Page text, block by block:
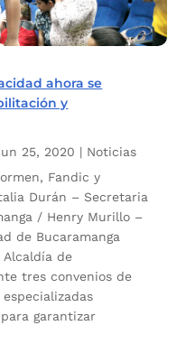
ahora se
y
25, 2020 | Noticias
Fandic y
Durán – Secretaria
/ Henry Murillo –
de Bucaramanga
Alcaldía de
tres convenios de
garantizar